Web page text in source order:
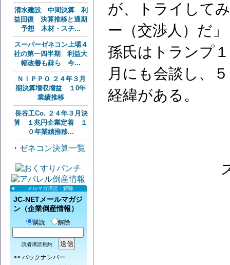
清水建設 中間決算 利
益回復 決算推移と通期
予想 木材・スチ...
スーパーゼネコン上場４
社の第一四半期 利益大
幅改善も疎ら 今...
ＮＩＰＰＯ ２４年３月
期決算増収増益 １0年
業績推移
長谷工Co. ２４年３月決
算 １兆円企業定着 １
０年業績推移...
・ ゼネコン決算一覧
メルマガ購読・解除
JC-NETメールマガジ
ン（企業倒産情報）
購読 解除
読者購読規約
>> バックナンバー
が、トライして
ー（交渉人）だ
孫氏はトランプ
月にも会談し、
経緯がある。